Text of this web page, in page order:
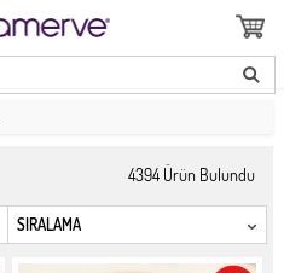
4394 Ürün Bulundu